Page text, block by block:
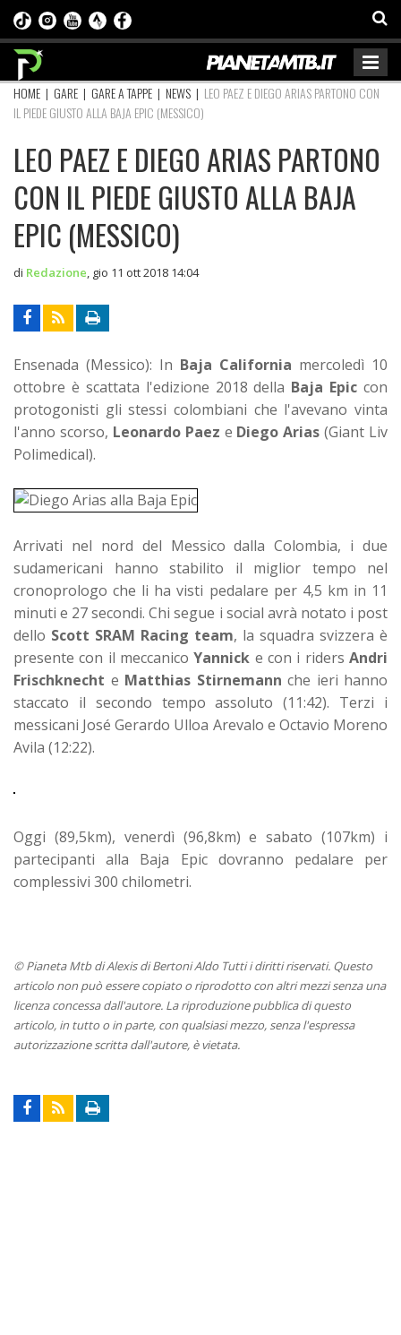
HOME | GARE | GARE A TAPPE | NEWS | LEO PAEZ E DIEGO ARIAS PARTONO CON
IL PIEDE GIUSTO ALLA BAJA EPIC (MESSICO)
LEO PAEZ E DIEGO ARIAS PARTONO
CON IL PIEDE GIUSTO ALLA BAJA
EPIC (MESSICO)
di Redazione gio 11 ott 2018 14:04
Ensenada (Messico): In Baja California mercoledì 10
ottobre è scattata l'edizione 2018 della Baja Epic con
protogonisti gli stessi colombiani che l'avevano vinta
l'anno scorso, Leonardo Paez e Diego Arias (Giant Liv
Polimedical).
Arrivati nel nord del Messico dalla Colombia, i due
sudamericani hanno stabilito il miglior tempo nel
cronoprologo che li ha visti pedalare per 4,5 km in 11
minuti e 27 secondi. Chi segue i social avrà notato i post
dello Scott SRAM Racing team, la squadra svizzera è
presente con il meccanicoYannick e con i ridersAndri
Frischknecht e Matthias Stirnemann che ieri hanno
staccato il secondo tempo assoluto (11:42). Terzi i
messicani José Gerardo Ulloa Arevalo e Octavio Moreno
Avila (12:22).
Oggi (89,5km), venerdì (96,8km) e sabato (107km) i
partecipanti alla Baja Epic dovranno pedalare per
complessivi 300 chilometri.
© Pianeta Mtb di Alexis di Bertoni Aldo Tutti i diritti riservati. Questo
articolo non può essere copiato o riprodotto con altri mezzi senza una
licenza concessa dall'autore. La riproduzione pubblica di questo
articolo, in tutto o in parte, con qualsiasi mezzo, senza l'espressa
autorizzazione scritta dall'autore, è vietata.